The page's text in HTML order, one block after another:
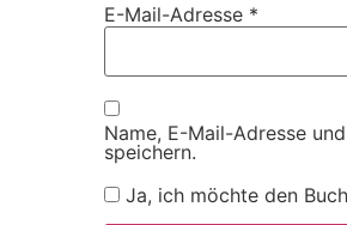
E-Mail-Adresse *
Name, E-Mail-Adresse
speichern.
Ja, ich möchte den